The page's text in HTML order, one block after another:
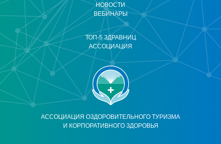
АССОЦИАЦИЯ ОЗДОРОВИТЕЛЬНОГО ТУРИЗМА
И КОРПОРАТИВНОГО ЗДОРОВЬЯ
НОВОСТИ
ВЕБИНАРЫ
ТОП-5 ЗДРАВНИЦ
АССОЦИАЦИЯ